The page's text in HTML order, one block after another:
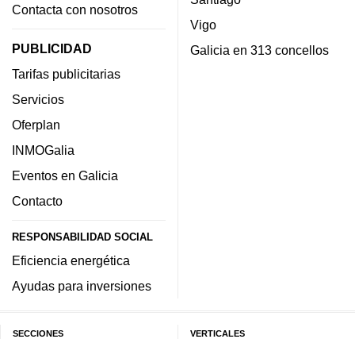
Contacta con nosotros
PUBLICIDAD
Tarifas publicitarias
Servicios
Oferplan
INMOGalia
Eventos en Galicia
Contacto
RESPONSABILIDAD SOCIAL
Eficiencia energética
Ayudas para inversiones
Vigo
Galicia en 313 concellos
SECCIONES VERTICALES